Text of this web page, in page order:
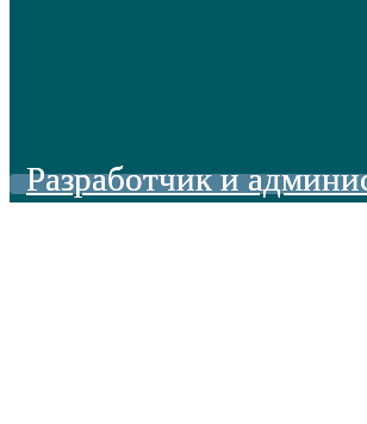
Разработчик и